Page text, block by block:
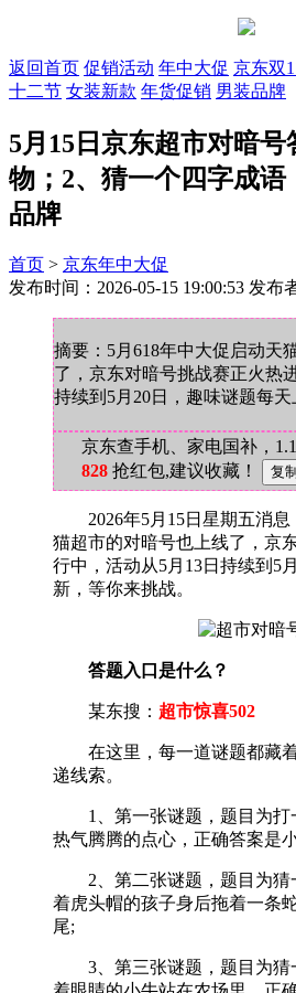
返回首页 促销活动 年中大促 京东双
十二节 女装新款 年货促销 男装品牌
5月15日京东超市对暗
物；2、猜一个四字成语
品牌
首页 > 京东年中大促
发布时间：2026-05-15 19:00:53 发布
摘要：5月618年中大促启动天
了，京东对暗号挑战赛正火热
持续到5月20日，趣味谜题每天
京东查手机、家电国补，
828 抢红包,建议收藏！
2026年5月15日星期五消息
猫超市的对暗号也上线了，京
行中，活动从5月13日持续到5
新，等你来挑战。
答题入口是什么？
某东搜： 超市惊喜502
在这里，每一道谜题都藏着
递线索。
1、第一张谜题，题目为打
热气腾腾的点心，正确答案是
2、第二张谜题，题目为猜
着虎头帽的孩子身后拖着一条
尾;
3、第三张谜题，题目为猜